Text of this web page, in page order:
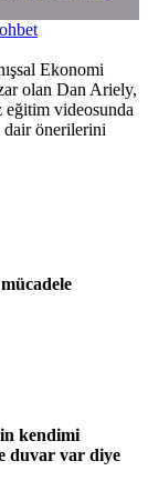
Ekonomi
olan Dan Ariely,
eğitim videosunda
dair önerilerini
kendimi
duvar var diye